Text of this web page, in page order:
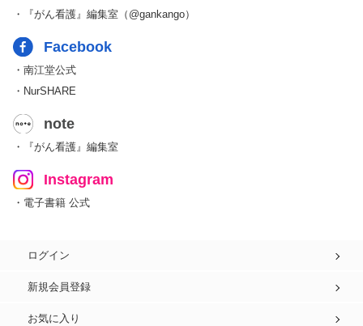
・『がん看護』編集室（@gankango）
Facebook
・南江堂公式
・NurSHARE
note
・『がん看護』編集室
Instagram
・電子書籍 公式
ログイン
新規会員登録
お気に入り